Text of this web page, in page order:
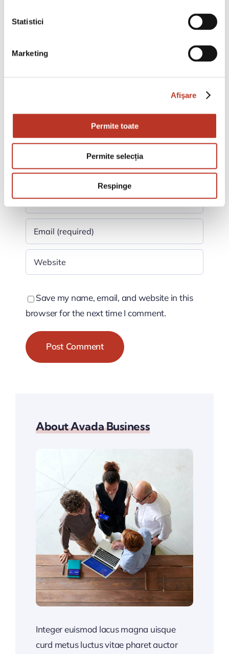
Statistici
Marketing
Afişare
Permite toate
Permite selecția
Respinge
Comment
Save my name, email, and website in this
browser for the next time I comment.
About Avada Business
Integer euismod lacus magna uisque
curd metus luctus vitae pharet auctor